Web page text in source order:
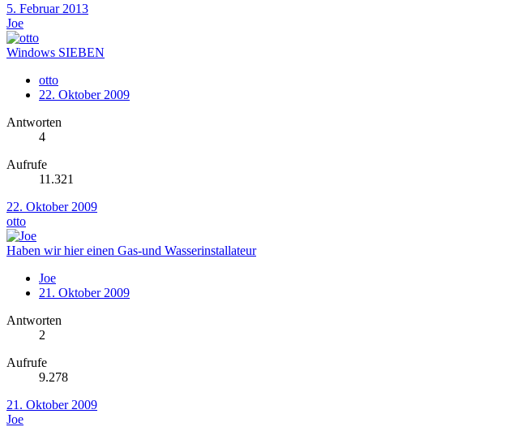
5. Februar 2013
Joe
Windows SIEBEN
otto
22. Oktober 2009
Antworten
4
Aufrufe
11.321
22. Oktober 2009
otto
Haben wir hier einen Gas-und Wasserinstallateur
Joe
21. Oktober 2009
Antworten
2
Aufrufe
9.278
21. Oktober 2009
Joe